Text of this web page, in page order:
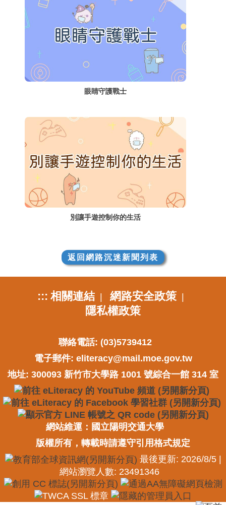
眼睛守護戰士
別讓手遊控制你的生活
返回網路沉迷新聞列表
::: 相關連結| 網路安全政策|
隱私權政策
聯絡電話: (03)5739412
電子郵件: eliteracy@mail.moe.gov.tw
地址: 300093 新竹市大學路 1001 號綜合一館 314 室
網站維運：國立陽明交通大學
版權所有，轉載時請遵守引用格式規定
最後更新: 2026/8/5 |
網站瀏覽人數: 23491346